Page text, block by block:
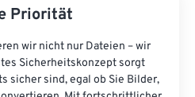
Priorität
wir nicht nur Dateien – wir
Sicherheitskonzept sorgt
sicher sind, egal ob Sie Bilder,